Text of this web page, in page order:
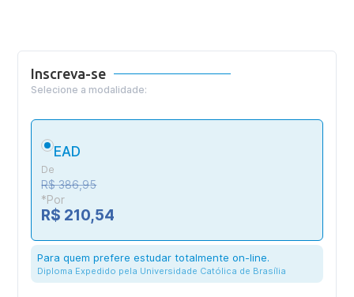
Inscreva-se
Selecione a modalidade:
EAD
De
R$ 386,95
*Por
R$ 210,54
Para quem prefere estudar totalmente on-line.
Diploma Expedido pela Universidade Católica de Brasília